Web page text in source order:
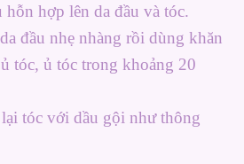
hỗn hợp lên da đầu và tóc.
đầu nhẹ nhàng rồi dùng khăn
tóc, ủ tóc trong khoảng 20
lại tóc với dầu gội như thông